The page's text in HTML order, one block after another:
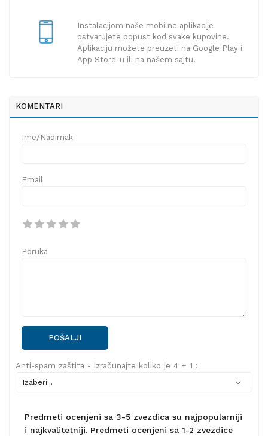
Instalacijom naše mobilne aplikacije
ostvarujete popust kod svake kupovine.
Aplikaciju možete preuzeti na Google Play i
App Store-u ili na našem sajtu.
KOMENTARI
Ime/Nadimak
Email
Poruka
POŠALJI
Anti-spam zaštita - izračunajte koliko je 4 + 1 :
Predmeti ocenjeni sa 3-5 zvezdica su najpopularniji
i najkvalitetniji. Predmeti ocenjeni sa 1-2 zvezdice